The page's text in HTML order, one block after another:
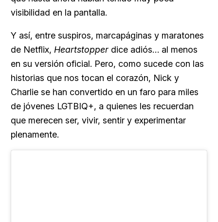
visibilidad en la pantalla.
Y así, entre suspiros, marcapáginas y maratones
de Netflix, Heartstopper dice adiós… al menos
en su versión oficial. Pero, como sucede con las
historias que nos tocan el corazón, Nick y
Charlie se han convertido en un faro para miles
de jóvenes LGTBIQ+, a quienes les recuerdan
que merecen ser, vivir, sentir y experimentar
plenamente.